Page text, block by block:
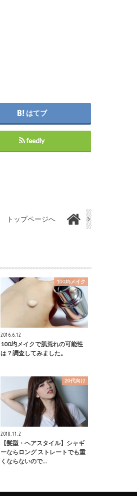
はてブ
feedly
トップページへ
100均メイク
2016.6.12
100均メイクで肌荒れの可能性
は？調査してみました。
20代向け
2018.11.2
【髪型・ヘアスタイル】シャギ
ーならロング ストレートでも重
くならないので…